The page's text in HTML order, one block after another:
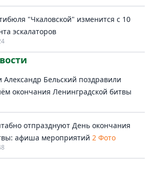
"Чкаловской" изменится с 10
эскалаторов
Александр Бельский поздравили
окончания Ленинградской битвы
отпразднуют День окончания
афиша мероприятий 2 Фото